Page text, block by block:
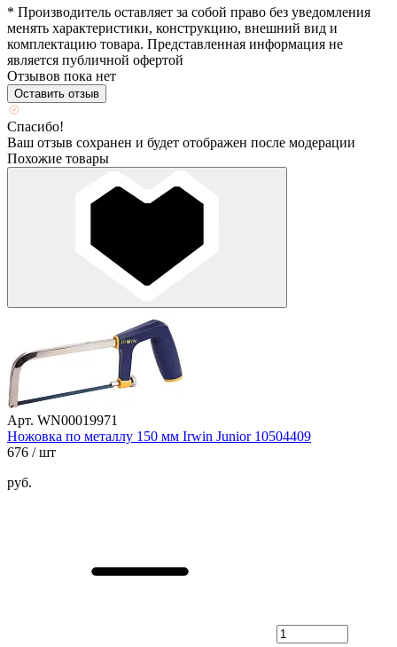
* Производитель оставляет за собой право без уведомления
менять характеристики, конструкцию, внешний вид и
комплектацию товара. Представленная информация не
является публичной офертой
Отзывов пока нет
Оставить отзыв
Спасибо!
Ваш отзыв сохранен и будет отображен после модерации
Похожие товары
Арт. WN00019971
Ножовка по металлу 150 мм Irwin Junior 10504409
676 / шт
руб.